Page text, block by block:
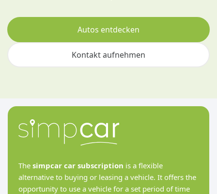
Autos entdecken
Kontakt aufnehmen
The simpcar car subscription is a flexible
alternative to buying or leasing a vehicle. It offers the
opportunity to use a vehicle for a set period of time